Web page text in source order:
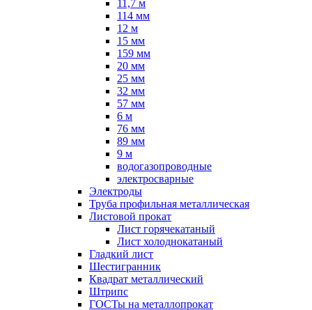
11,7 м
114 мм
12 м
15 мм
159 мм
20 мм
25 мм
32 мм
57 мм
6 м
76 мм
89 мм
9 м
водогазопроводные
электросварные
Электроды
Труба профильная металлическая
Листовой прокат
Лист горячекатаный
Лист холоднокатаный
Гладкий лист
Шестигранник
Квадрат металлический
Штрипс
ГОСТы на металлопрокат